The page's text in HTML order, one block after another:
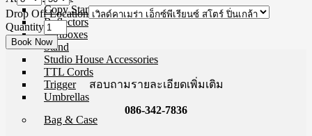
Copy Stands
Reflectors
Softboxes
Stand
Studio House Accessories
TTL Cords
Trigger
Umbrellas
Bag & Case
Drop Off Location
Quantity
สอบถามรายละเอียดเพิ่มเติม
086-342-7836